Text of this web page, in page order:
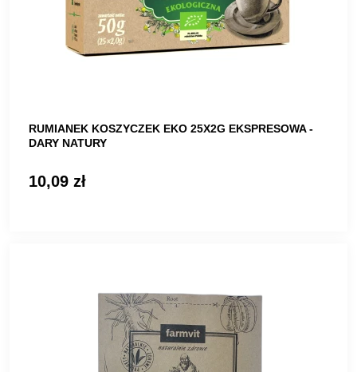
RUMIANEK KOSZYCZEK EKO 25X2G EKSPRESOWA -
DARY NATURY
10,09 zł